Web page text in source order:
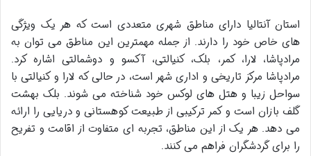
استان آنتالیا دارای مناطق شهری متعددی است که هر یک ویژگی
های خاص خود را دارند. از جمله مهمترین این مناطق می توان به
مرادپاشا، لارا، کمر، بلک، کنیالتی، آکسو و دوشمالتی اشاره کرد.
مرادپاشا مرکز تاریخی و اداری شهر است، در حالی که لارا و کنیالتی با
سواحل زیبا و هتل های لوکس خود شناخته می شوند. بلک بهشت
گلف بازان است و کمر ترکیبی از طبیعت کوهستانی و دریایی را ارائه
می دهد. هر یک از این مناطق، تجربه ای متفاوت از اقامت و تفریح
را برای گردشگران فراهم می کنند.